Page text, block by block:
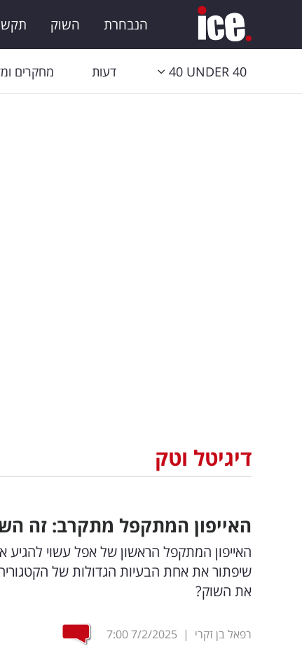
הנבחרת השוק
40 UNDER 40 דעות מחקרים
דיגיטל וטק
האייפון המתקפל מתקרב: זה
שיפתור את אחת הבעיות הגדולות של
את השוק?
רפאל בן זקרי |
7/2/2025
7:00